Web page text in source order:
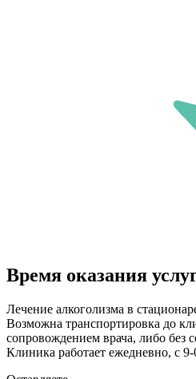
Время оказания
Лечение алкоголизма в
Возможна транспортировка до
сопровождением врача, либо без
Клиника работает ежедневно, с